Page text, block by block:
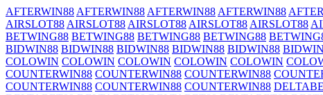
AFTERWIN88 AFTERWIN88 AFTERWIN88 AFTERWIN88
AIRSLOT88 AIRSLOT88 AIRSLOT88 AIRSLOT88 AIRSLOT88
BETWING88 BETWING88 BETWING88 BETWING88
BIDWIN88 BIDWIN88 BIDWIN88 BIDWIN88 BIDWIN88
COLOWIN COLOWIN COLOWIN COLOWIN COLOWIN
COUNTERWIN88 COUNTERWIN88 COUNTERWIN88
COUNTERWIN88 COUNTERWIN88 COUNTERWIN88